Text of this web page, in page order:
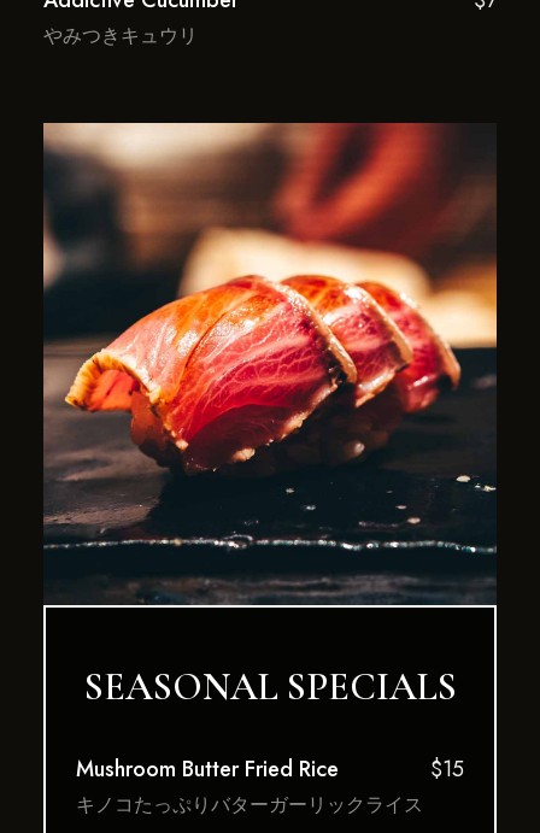
やみつきキュウリ
SEASONAL SPECIALS
Mushroom Butter Fried Rice $15
キノコたっぷりバターガーリックライス